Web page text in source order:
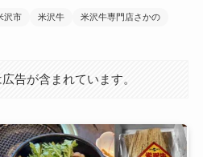
沢市 米沢牛 米沢牛専門店さかの
告が含まれています。